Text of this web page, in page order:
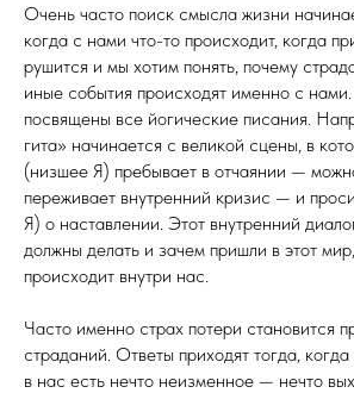
Очень часто поиск смысла жизни
когда с нами что-то происходит, когда
рушится и мы хотим понять, почему
иные события происходят именно с
посвящены все йогические писания.
гита» начинается с великой сцены, в
(низшее Я) пребывает в отчаянии —
переживает внутренний кризис — и
Я) о наставлении. Этот внутренний
должны делать и зачем пришли в этот
происходит внутри нас.
Часто именно страх потери становится
страданий. Ответы приходят тогда,
в нас есть нечто неизменное — нечто